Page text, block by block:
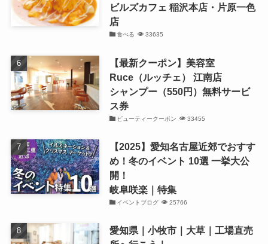
ビルズカフェ 稲沢本店・片原一色
店
食べる 33635
【最新クーポン】美容室
Ruce（ルッチェ） 江南店
シャンプー（550円）無料サービ
ス券
ビューティークーポン 33455
【2025】愛知名古屋近郊でおすす
め！冬のイベント 10選 一挙大公
開！
岐阜咲楽｜特集
イベントブログ 25766
愛知県｜小牧市｜大草｜工場直売